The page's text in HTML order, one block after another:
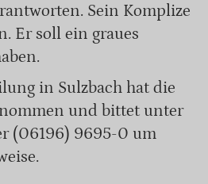
Sein Komplize
Er soll ein graues
in Sulzbach hat die
und bittet unter
(06196) 9695-0 um